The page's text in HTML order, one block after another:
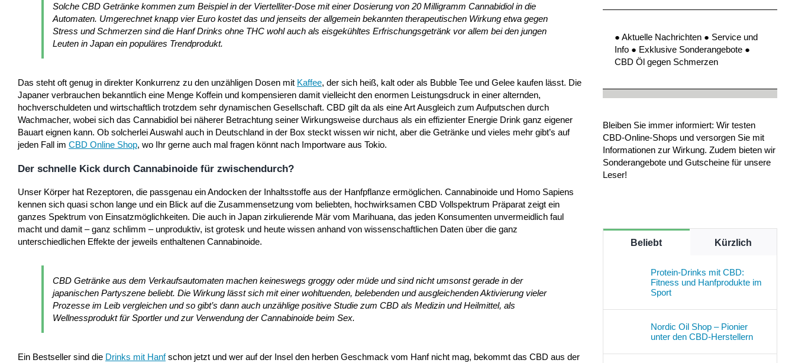
Solche CBD Getränke kommen zum Beispiel in der Viertelliter-Dose mit einer Dosierung von 20 Milligramm Cannabidiol in die
Automaten. Umgerechnet knapp vier Euro kostet das und jenseits der allgemein bekannten therapeutischen Wirkung etwa gegen
Stress und Schmerzen sind die Hanf Drinks ohne THC wohl auch als eisgekühltes Erfrischungsgetränk vor allem bei den jungen
Leuten in Japan ein populäres Trendprodukt.
Das steht oft genug in direkter Konkurrenz zu den unzähligen Dosen mit Kaffee, der sich heiß, kalt oder als Bubble Tee und Gelee kaufen lässt. Die
Japaner verbrauchen bekanntlich eine Menge Koffein und kompensieren damit vielleicht den enormen Leistungsdruck in einer alternden,
hochverschuldeten und wirtschaftlich trotzdem sehr dynamischen Gesellschaft. CBD gilt da als eine Art Ausgleich zum Aufputschen durch
Wachmacher, wobei sich das Cannabidiol bei näherer Betrachtung seiner Wirkungsweise durchaus als ein effizienter Energie Drink ganz eigener
Bauart eignen kann. Ob solcherlei Auswahl auch in Deutschland in der Box steckt wissen wir nicht, aber die Getränke und vieles mehr gibt’s auf
jeden Fall im CBD Online Shop, wo Ihr gerne auch mal fragen könnt nach Importware aus Tokio.
Der schnelle Kick durch Cannabinoide für zwischendurch?
Unser Körper hat Rezeptoren, die passgenau ein Andocken der Inhaltsstoffe aus der Hanfpflanze ermöglichen. Cannabinoide und Homo Sapiens
kennen sich quasi schon lange und ein Blick auf die Zusammensetzung vom beliebten, hochwirksamen CBD Vollspektrum Präparat zeigt ein
ganzes Spektrum von Einsatzmöglichkeiten. Die auch in Japan zirkulierende Mär vom Marihuana, das jeden Konsumenten unvermeidlich faul
macht und damit – ganz schlimm – unproduktiv, ist grotesk und heute wissen anhand von wissenschaftlichen Daten über die ganz
unterschiedlichen Effekte der jeweils enthaltenen Cannabinoide.
CBD Getränke aus dem Verkaufsautomaten machen keineswegs groggy oder müde und sind nicht umsonst gerade in der
japanischen Partyszene beliebt. Die Wirkung lässt sich mit einer wohltuenden, belebenden und ausgleichenden Aktivierung vieler
Prozesse im Leib vergleichen und so gibt’s dann auch unzählige positive Studie zum CBD als Medizin und Heilmittel, als
Wellnessprodukt für Sportler und zur Verwendung der Cannabinoide beim Sex.
Ein Bestseller sind die Drinks mit Hanfschon jetzt und wer auf der Insel den herben Geschmack vom Hanf nicht mag, bekommt das CBD aus der
● Aktuelle Nachrichten ● Service und
Info ● Exklusive Sonderangebote ●
CBD Öl gegen Schmerzen
Bleiben Sie immer informiert: Wir testen
CBD-Online-Shops und versorgen Sie mit
Informationen zur Wirkung. Zudem bieten wir
Sonderangebote und Gutscheine für unsere
Leser!
Beliebt Kürzlich
Protein-Drinks mit CBD:
Fitness und Hanfprodukte im
Sport
Nordic Oil Shop – Pionier
unter den CBD-Herstellern